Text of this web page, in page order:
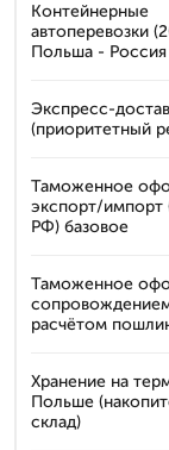
Контейнерные
автоперевозки
Польша - Россия
Экспресс-
(приоритетный
Таможенное
экспорт/
РФ) базовое
Таможенное
расчётом
Хранение на
Польше
склад)